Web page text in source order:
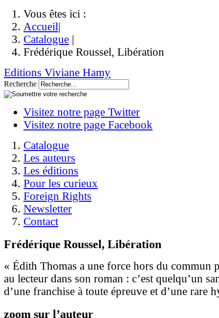
Vous êtes ici :
Accueil|
Catalogue |
Frédérique Roussel, Libération
Editions Viviane Hamy
Recherche
Visitez notre page Twitter
Visitez notre page Facebook
Catalogue
Les auteurs
Les éditions
Pour les curieux
Foreign Rights
Newsletter
Contact
Frédérique Roussel, Libération
« Édith Thomas a une force hors du commun
au lecteur dans son roman : c’est quelqu’un
d’une franchise à toute épreuve et d’une rare
zoom sur l’auteur